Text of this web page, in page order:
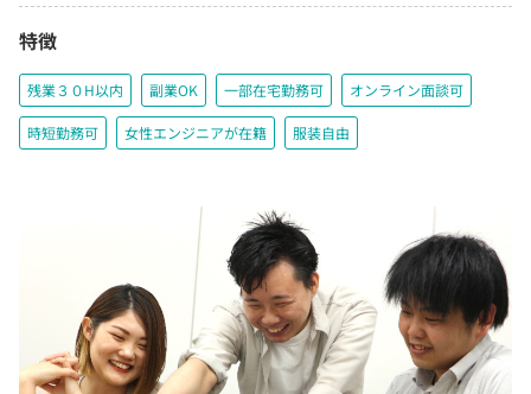
特徴
残業３０H以内 副業OK 一部在宅勤務可 オンライン面談可
時短勤務可 女性エンジニアが在籍 服装自由